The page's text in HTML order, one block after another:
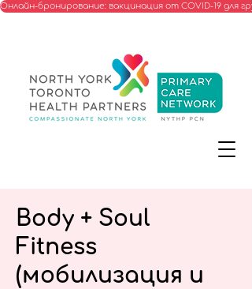
Онлайн-бронирование: вакцинация от COVID-19 для
Body + Soul
Fitness
(мобилизация и